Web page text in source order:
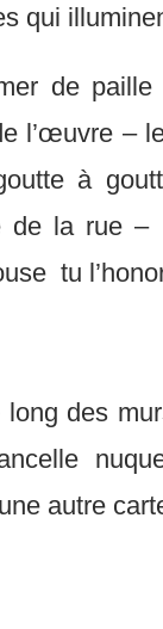
qui
de
l’œuvre –
à
de la rue
tu
des
autre